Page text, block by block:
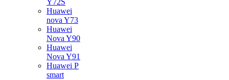
Y72S
Huawei
nova Y73
Huawei
Nova Y90
Huawei
Nova Y91
Huawei P
smart